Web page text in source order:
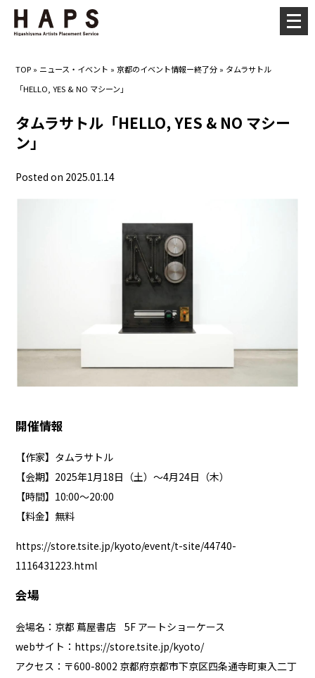
TOP » ニュース・イベント »京都のイベント情報ー終了分 » タムラサトル
「HELLO, YES & NO マシーン」
タムラサトル「HELLO, YES & NO マシー
ン」
Posted on 2025.01.14
開催情報
【作家】タムラサトル
【会期】2025年1月18日（土）～4月24日（木）
【時間】10:00～20:00
【料金】無料
https://store.tsite.jp/kyoto/event/t-site/44740-
1116431223.html
会場
会場名：京都 蔦屋書店 5F アートショーケース
webサイト： https://store.tsite.jp/kyoto/
アクセス：〒600-8002 京都府京都市下京区四条通寺町東⼊⼆丁
メ
ニ